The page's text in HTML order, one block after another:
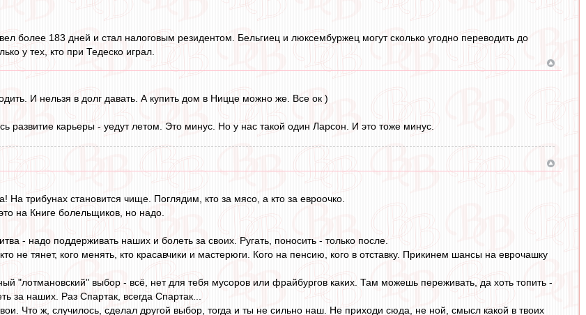
более 183 дней и стал налоговым резидентом. Бельгиец и люксембуржец могут сколько угодно переводить до
у тех, кто при Тедеско играл.
И нельзя в долг давать. А купить дом в Ницце можно же. Все ок )
развитие карьеры - уедут летом. Это минус. Но у нас такой один Ларсон. И это тоже минус.
На трибунах становится чище. Поглядим, кто за мясо, а кто за евроочко.
на Книге болельщиков, но надо.
- надо поддерживать наших и болеть за своих. Ругать, поносить - только после.
не тянет, кого менять, кто красавчики и мастерюги. Кого на пенсию, кого в отставку. Прикинем шансы на еврочашку
"лотмановский" выбор - всё, нет для тебя мусоров или фрайбургов каких. Там можешь переживать, да хоть топить -
за наших. Раз Спартак, всегда Спартак...
Что ж, случилось, сделал другой выбор, тогда и ты не сильно наш. Не приходи сюда, не ной, смысл какой в твоих